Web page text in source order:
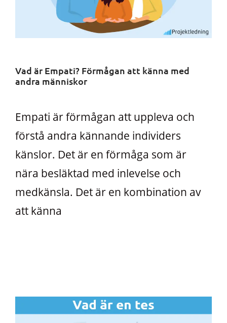
Vad är Empati? Förmågan att känna med
andra människor
Empati är förmågan att uppleva och
förstå andra kännande individers
känslor. Det är en förmåga som är
nära besläktad med inlevelse och
medkänsla. Det är en kombination av
att känna